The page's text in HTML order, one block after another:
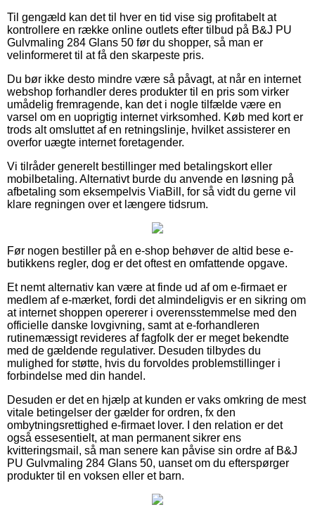
Til gengæld kan det til hver en tid vise sig profitabelt at
kontrollere en række online outlets efter tilbud på B&J PU
Gulvmaling 284 Glans 50 før du shopper, så man er
velinformeret til at få den skarpeste pris.
Du bør ikke desto mindre være så påvagt, at når en internet
webshop forhandler deres produkter til en pris som virker
umådelig fremragende, kan det i nogle tilfælde være en
varsel om en uoprigtig internet virksomhed. Køb med kort er
trods alt omsluttet af en retningslinje, hvilket assisterer en
overfor uægte internet foretagender.
Vi tilråder generelt bestillinger med betalingskort eller
mobilbetaling. Alternativt burde du anvende en løsning på
afbetaling som eksempelvis ViaBill, for så vidt du gerne vil
klare regningen over et længere tidsrum.
Før nogen bestiller på en e-shop behøver de altid bese e-
butikkens regler, dog er det oftest en omfattende opgave.
Et nemt alternativ kan være at finde ud af om e-firmaet er
medlem af e-mærket, fordi det almindeligvis er en sikring om
at internet shoppen opererer i overensstemmelse med den
officielle danske lovgivning, samt at e-forhandleren
rutinemæssigt revideres af fagfolk der er meget bekendte
med de gældende regulativer. Desuden tilbydes du
mulighed for støtte, hvis du forvoldes problemstillinger i
forbindelse med din handel.
Desuden er det en hjælp at kunden er vaks omkring de mest
vitale betingelser der gælder for ordren, fx den
ombytningsrettighed e-firmaet lover. I den relation er det
også essesentielt, at man permanent sikrer ens
kvitteringsmail, så man senere kan påvise sin ordre af B&J
PU Gulvmaling 284 Glans 50, uanset om du efterspørger
produkter til en voksen eller et barn.